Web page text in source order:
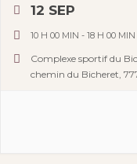
12 SEP
10 H 00 MIN - 18 H 00 MIN
Complexe sportif du
chemin du Bicheret,